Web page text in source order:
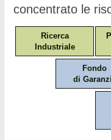
concentrato le
Ricerca
Industriale
Fondo
di